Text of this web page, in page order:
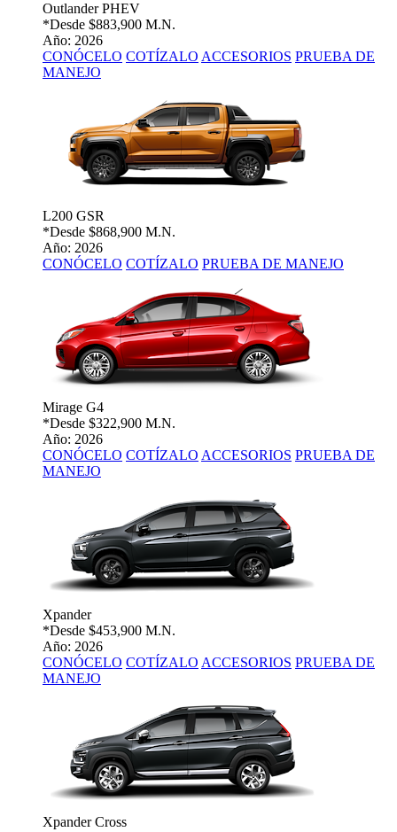
Outlander PHEV
*Desde $883,900 M.N.
Año: 2026
CONÓCELO COTÍZALO ACCESORIOS PRUEBA DE
MANEJO
L200 GSR
*Desde $868,900 M.N.
Año: 2026
CONÓCELO COTÍZALO PRUEBA DE MANEJO
Mirage G4
*Desde $322,900 M.N.
Año: 2026
CONÓCELO COTÍZALO ACCESORIOS PRUEBA DE
MANEJO
Xpander
*Desde $453,900 M.N.
Año: 2026
CONÓCELO COTÍZALO ACCESORIOS PRUEBA DE
MANEJO
Xpander Cross